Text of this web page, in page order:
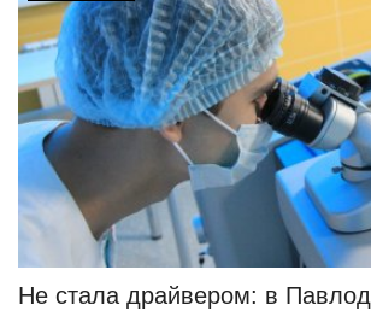
Не стала драйвером: в